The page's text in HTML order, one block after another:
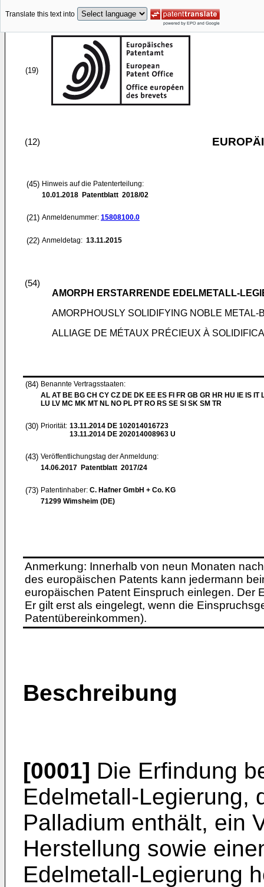
Translate this text into
(19)
(12)
(45) Hinweis auf die Patenterteilung:
10.01.2018 Patentblatt 2018/02
(21) Anmeldenummer: 15808100.0
(22) Anmeldetag: 13.11.2015
(54)
AMORPH ERSTARRENDE EDELMETALL-
AMORPHOUSLY SOLIDIFYING NOBLE METAL-
ALLIAGE DE MÉTAUX PRÉCIEUX À
(84) Benannte Vertragsstaaten:
AL AT BE BG CH CY CZ DE DK EE ES FI FR GB GR HR HU IE IS IT
LU LV MC MK MT NL NO PL PT RO RS SE SI SK SM TR
(30) Priorität: 13.11.2014 DE 102014016723
13.11.2014 DE 202014008963 U
(43) Veröffentlichungstag der Anmeldung:
14.06.2017 Patentblatt 2017/24
(73) Patentinhaber: C. Hafner GmbH + Co. KG
71299 Wimsheim (DE)
Anmerkung: Innerhalb von neun Monaten
des europäischen Patents kann jedermann
europäischen Patent Einspruch einlegen. Der
Er gilt erst als eingelegt, wenn die
Patentübereinkommen).
Beschreibung
[0001] Die Erfindung
Edelmetall-Legierung,
Palladium enthält, ein
Herstellung sowie
Edelmetall-Legierung